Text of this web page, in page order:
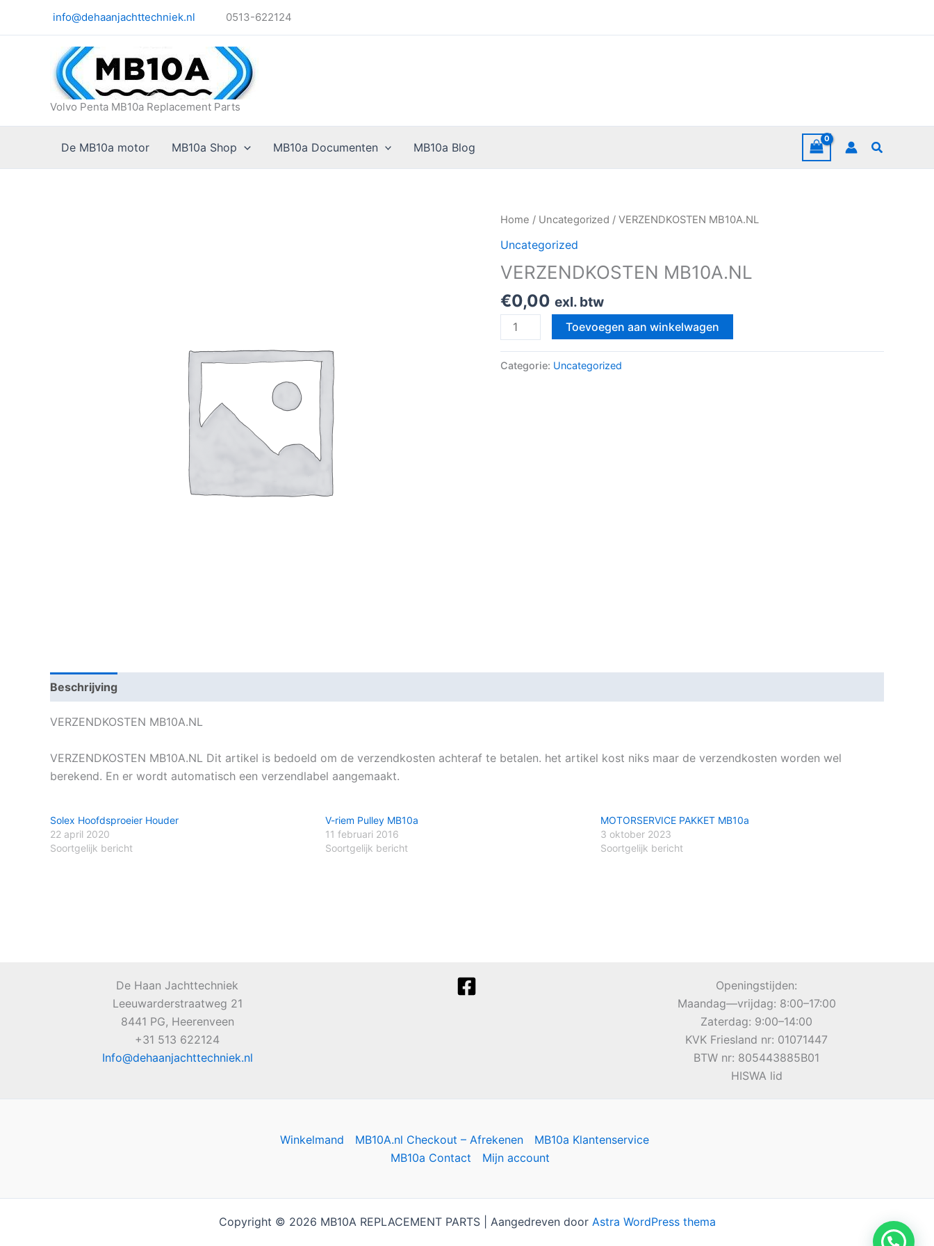
info@dehaanjachttechniek.nl 0513-622124
Volvo Penta MB10a Replacement Parts
De MB10a motor MB10a Shop MB10a Documenten MB10a Blog Zoeken
Home / Uncategorized / VERZENDKOSTEN MB10A.NL
Uncategorized
VERZENDKOSTEN MB10A.NL
€0,00 exl. btw
VERZENDKOSTEN
MB10A.NL
Toevoegen aan winkelwagen
Categorie: Uncategorized
Beschrijving
VERZENDKOSTEN MB10A.NL
VERZENDKOSTEN MB10A.NL Dit artikel is bedoeld om de verzendkosten achteraf te betalen. het artikel kost niks maar de verzendkosten worden wel
berekend. En er wordt automatisch een verzendlabel aangemaakt.
Solex Hoofdsproeier Houder
22 april 2020
Soortgelijk bericht
V-riem Pulley MB10a
11 februari 2016
Soortgelijk bericht
MOTORSERVICE PAKKET MB10a
3 oktober 2023
Soortgelijk bericht
De Haan Jachttechniek
Leeuwarderstraatweg 21
8441 PG, Heerenveen
+31 513 622124
Info@dehaanjachttechniek.nl
Openingstijden:
Maandag—vrijdag: 8:00–17:00
Zaterdag: 9:00–14:00
KVK Friesland nr: 01071447
BTW nr: 805443885B01
HISWA lid
Winkelmand MB10A.nl Checkout – Afrekenen
MB10a Klantenservice
MB10a Contact
Mijn account
Copyright © 2026 MB10A REPLACEMENT PARTS | Aangedreven door Astra WordPress thema